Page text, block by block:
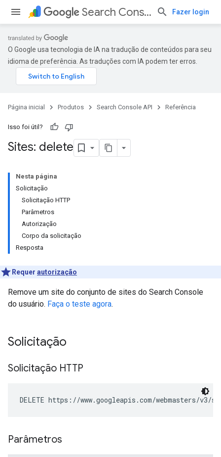
Search Console API Fazer login
O Google usa tecnologia de IA na tradução de conteúdos para seu
idioma de preferência. As traduções com IA podem ter erros.
Página inicial Produtos Search Console API Referência
Isso foi útil?
Sites: delete
Nesta página
Solicitação
Solicitação HTTP
Parâmetros
Autorização
Corpo da solicitação
Resposta
Requer autorização
Remove um site do conjunto de sites do Search Console
do usuário. Faça o teste agora.
Solicitação
Solicitação HTTP
DELETE https://www.googleapis.com/webmasters/v3/
Parâmetros